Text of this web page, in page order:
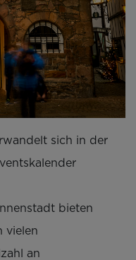
sich in der
bieten
vielen
an